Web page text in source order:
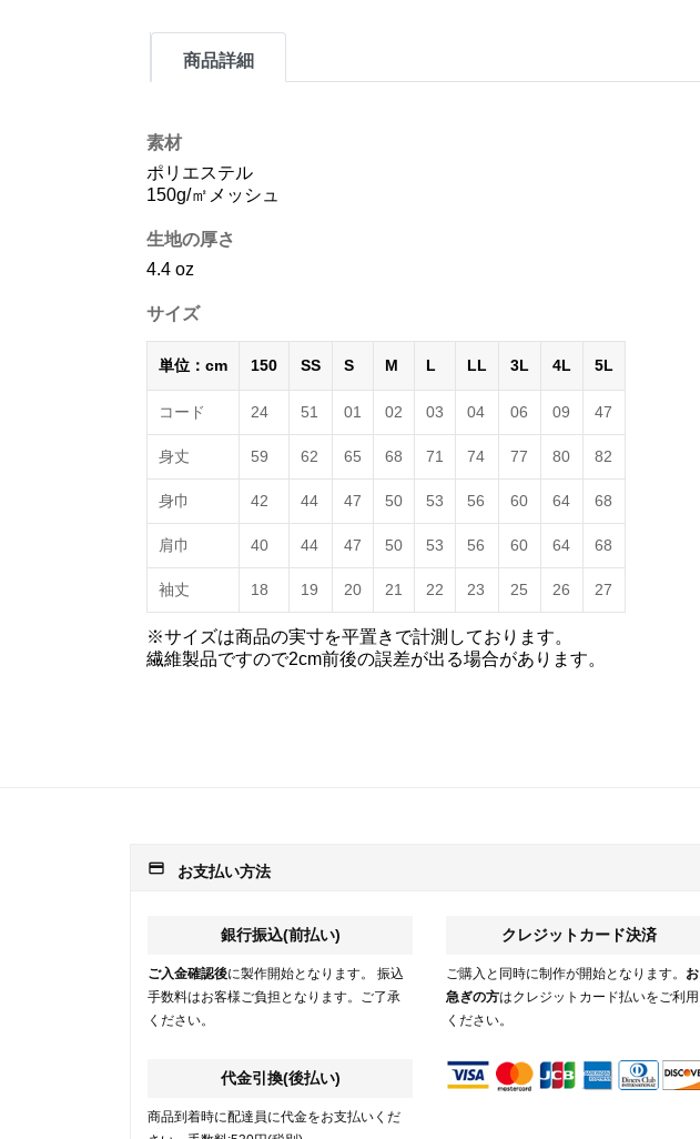
商品詳細
素材
ポリエステル
150g/㎡メッシュ
生地の厚さ
4.4 oz
サイズ
単位：cm 150 SS S M L LL 3L 4L 5L
コード 24 51 01 02 03 04 06 09 47
身丈 59 62 65 68 71 74 77 80 82
身巾 42 44 47 50 53 56 60 64 68
肩巾 40 44 47 50 53 56 60 64 68
袖丈 18 19 20 21 22 23 25 26 27
※サイズは商品の実寸を平置きで計測しております。
繊維製品ですので2cm前後の誤差が出る場合があります。
payment お支払い方法
銀行振込(前払い)
ご入金確認後に製作開始となります。 振込
手数料はお客様ご負担となります。ご了承
ください。
代金引換(後払い)
商品到着時に配達員に代金をお支払いくだ
クレジットカード決済
ご購入と同時に制作が開始となります。 お
急ぎの方はクレジットカード払いをご利用
ください。